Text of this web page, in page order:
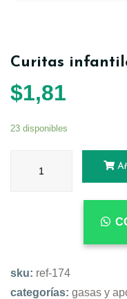
Curitas
$1,81
23 disponibles
sku: ref-174
categorías: gasas y